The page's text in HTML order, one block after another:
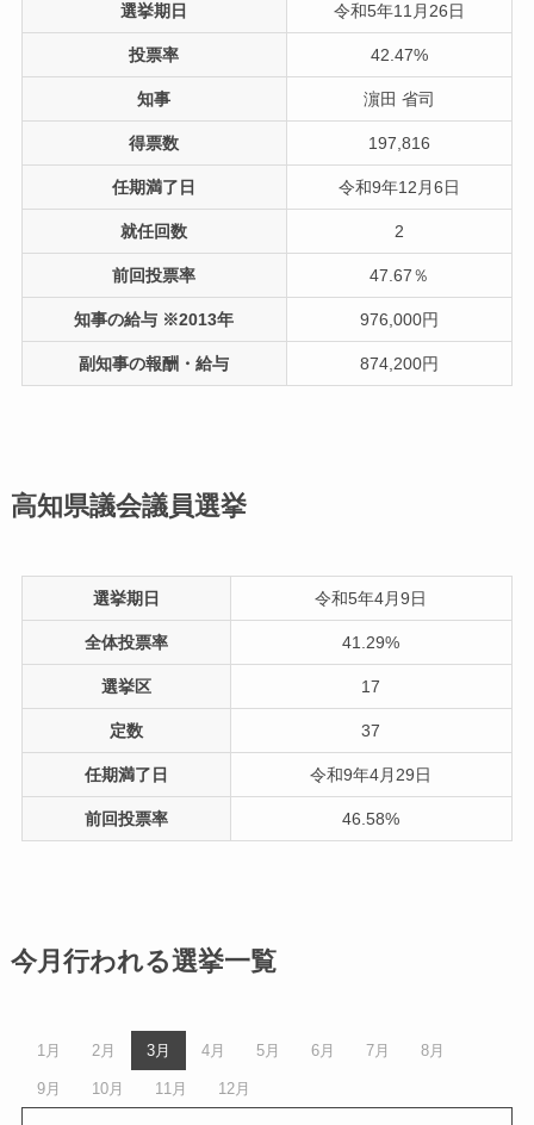
選挙期日 令和5年11月26日
投票率 42.47%
知事 濵田 省司
得票数 197,816
任期満了日 令和9年12月6日
就任回数 2
前回投票率 47.67％
知事の給与 ※2013年 976,000円
副知事の報酬・給与 874,200円
高知県議会議員選挙
選挙期日 令和5年4月9日
全体投票率 41.29%
選挙区 17
定数 37
任期満了日 令和9年4月29日
前回投票率 46.58%
今月行われる選挙一覧
1月 2月 3月 4月 5月 6月 7月 8月
9月 10月 11月 12月